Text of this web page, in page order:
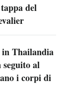
del
in Thailandia
seguito al
i corpi di